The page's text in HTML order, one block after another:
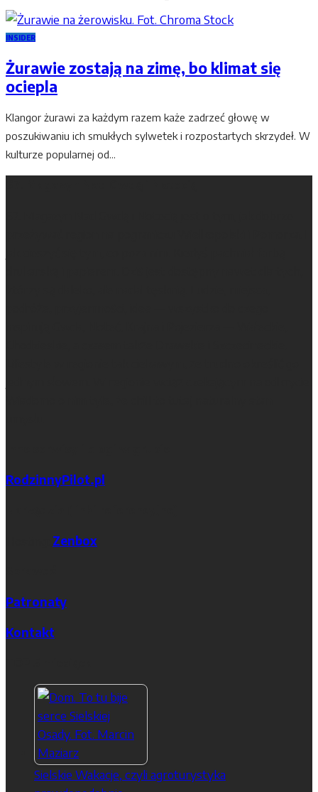
INSIDER
Żurawie zostają na zimę, bo klimat się
ociepla
Klangor żurawi za każdym razem każe zadrzeć głowę w
poszukiwaniu ich smukłych sylwetek i rozpostartych skrzydeł. W
kulturze popularnej od...
RodzinnyPilot.pl
Zenbox
Patronaty
Kontakt
Sielskie Wakacje, czyli agroturystyka